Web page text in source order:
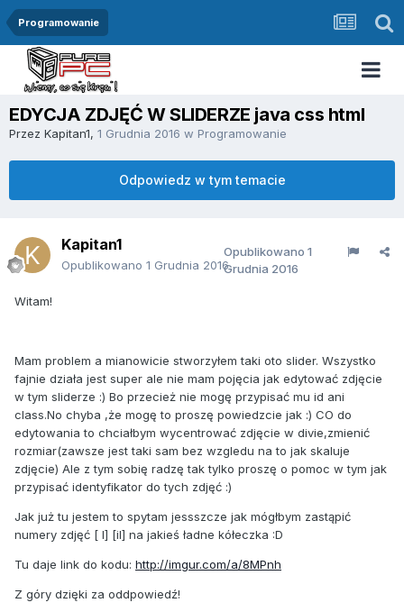
Programowanie
EDYCJA ZDJĘĆ W SLIDERZE java css html
Przez Kapitan1, 1 Grudnia 2016 w Programowanie
Odpowiedz w tym temacie
Kapitan1
Opublikowano 1 Grudnia 2016
Opublikowano 1
Grudnia 2016
Witam!
Mam problem a mianowicie stworzyłem taki oto slider. Wszystko
fajnie działa jest super ale nie mam pojęcia jak edytować zdjęcie
w tym sliderze :) Bo przecież nie mogę przypisać mu id ani
class.No chyba ,że mogę to proszę powiedzcie jak :) CO do
edytowania to chciałbym wycentrować zdjęcie w divie,zmienić
rozmiar(zawsze jest taki sam bez wzgledu na to jak skaluje
zdjęcie) Ale z tym sobię radzę tak tylko proszę o pomoc w tym jak
przypisać identyfikator do tych zdjęć :)
Jak już tu jestem to spytam jessszcze jak mógłbym zastąpić
numery zdjęć [ I] [iI] na jakieś ładne kółeczka :D
Tu daje link do kodu: http://imgur.com/a/8MPnh
Z góry dzięki za oddpowiedź!